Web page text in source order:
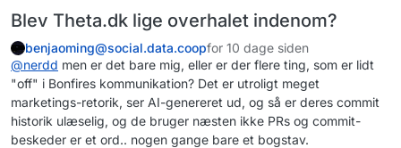
Blev Theta.dk lige overhalet indenom?
benjaoming@social.data.coopfor 10 dage siden
@nerdd men er det bare mig, eller er der flere ting, som er lidt
"off" i Bonfires kommunikation? Det er utroligt meget
marketings-retorik, ser AI-genereret ud, og så er deres commit
historik ulæselig, og de bruger næsten ikke PRs og commit-
beskeder er et ord.. nogen gange bare et bogstav.